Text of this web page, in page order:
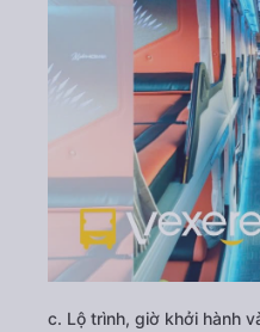
c. Lộ trình, giờ khởi hành